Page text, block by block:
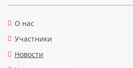
О нас
Участники
Новости